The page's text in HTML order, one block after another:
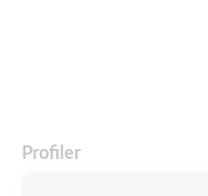
Profiler